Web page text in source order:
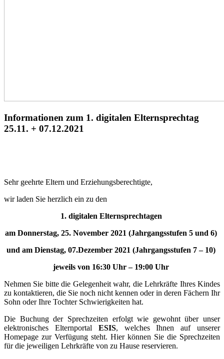
Informationen zum 1. digitalen Elternsprechtag
25.11. + 07.12.2021
Sehr geehrte Eltern und Erziehungsberechtigte,
wir laden Sie herzlich ein zu den
1. digitalen Elternsprechtagen
am Donnerstag, 25. November 2021 (Jahrgangsstufen 5 und 6)
und am Dienstag, 07.Dezember 2021 (Jahrgangsstufen 7 – 10)
jeweils von 16:30 Uhr – 19:00 Uhr
Nehmen Sie bitte die Gelegenheit wahr, die Lehrkräfte Ihres Kindes
zu kontaktieren, die Sie noch nicht kennen oder in deren Fächern Ihr
Sohn oder Ihre Tochter Schwierigkeiten hat.
Die Buchung der Sprechzeiten erfolgt wie gewohnt über unser
elektronisches Elternportal ESIS, welches Ihnen auf unserer
Homepage zur Verfügung steht. Hier können Sie die Sprechzeiten
für die jeweiligen Lehrkräfte von zu Hause reservieren.